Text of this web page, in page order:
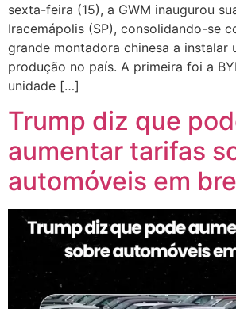
sexta-feira (15), a GWM inaugurou
Iracemápolis (SP), consolidando-se
grande montadora chinesa a instalar
produção no país. A primeira foi a
unidade […]
Trump diz que
aumentar tarifas
automóveis em